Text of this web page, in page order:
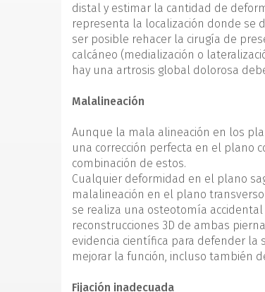
distal y estimar la cantidad de
representa la localización donde se
ser posible rehacer la cirugía de
calcáneo (medialización o
hay una artrosis global dolorosa
Malalineación
Aunque la mala alineación en los
una corrección perfecta en el plano
combinación de estos.
Cualquier deformidad en el plano
malalineación en el plano
se realiza una osteotomía
reconstrucciones 3D de ambas
evidencia científica para defender la
mejorar la función, incluso también
Fijación inadecuada